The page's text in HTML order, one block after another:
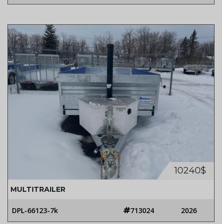
10240$
MULTITRAILER
DPL-66123-7k 713024 2026